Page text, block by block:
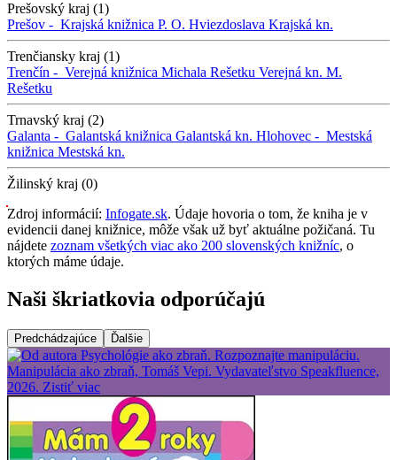
Prešovský kraj (1)
Prešov - Krajská knižnica P. O. Hviezdoslava Krajská kn.
Trenčiansky kraj (1)
Trenčín - Verejná knižnica Michala Rešetku Verejná kn. M.
Rešetku
Trnavský kraj (2)
Galanta - Galantská knižnica Galantská kn. Hlohovec - Mestská
knižnica Mestská kn.
Žilinský kraj (0)
Zdroj informácií: Infogate.sk. Údaje hovoria o tom, že kniha je v
evidencii danej knižnice, môže však už byť aktuálne požičaná. Tu
nájdete zoznam všetkých viac ako 200 slovenských knižníc, o
ktorých máme údaje.
Naši škriatkovia odporúčajú
Predchádzajúce Ďalšie